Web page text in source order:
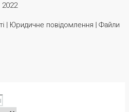
| Юридичне повідомлення | Файли